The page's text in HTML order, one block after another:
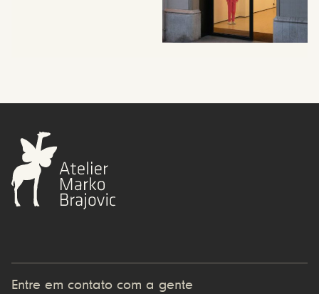
Entre em contato com a gente